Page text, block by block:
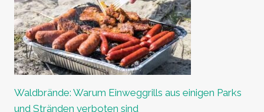
Waldbrände: Warum Einweggrills aus einigen Parks
und Stränden verboten sind